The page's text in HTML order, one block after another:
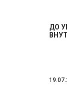
ДО